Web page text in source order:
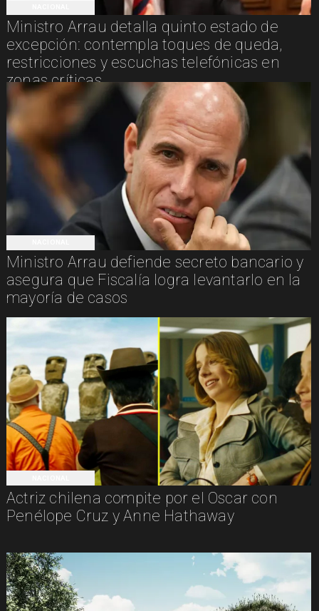
Ministro Arrau detalla quinto estado de
excepción: contempla toques de queda,
restricciones y escuchas telefónicas en
zonas críticas
Ministro Arrau defiende secreto bancario y
asegura que Fiscalía logra levantarlo en la
mayoría de casos
Actriz chilena compite por el Oscar con
Penélope Cruz y Anne Hathaway